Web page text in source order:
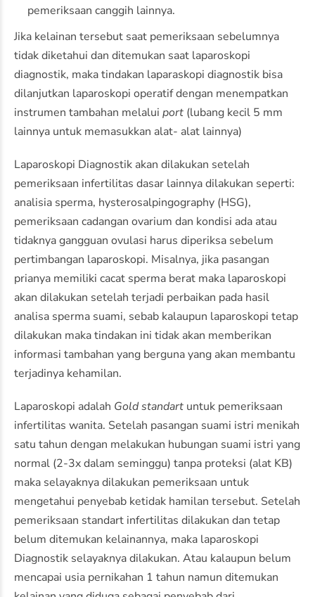
pemeriksaan canggih lainnya.
Jika kelainan tersebut saat pemeriksaan sebelumnya
tidak diketahui dan ditemukan saat laparoskopi
diagnostik, maka tindakan laparaskopi diagnostik bisa
dilanjutkan laparoskopi operatif dengan menempatkan
instrumen tambahan melalui port (lubang kecil 5 mm
lainnya untuk memasukkan alat- alat lainnya)
Laparoskopi Diagnostik akan dilakukan setelah
pemeriksaan infertilitas dasar lainnya dilakukan seperti:
analisia sperma, hysterosalpingography (HSG),
pemeriksaan cadangan ovarium dan kondisi ada atau
tidaknya gangguan ovulasi harus diperiksa sebelum
pertimbangan laparoskopi. Misalnya, jika pasangan
prianya memiliki cacat sperma berat maka laparoskopi
akan dilakukan setelah terjadi perbaikan pada hasil
analisa sperma suami, sebab kalaupun laparoskopi tetap
dilakukan maka tindakan ini tidak akan memberikan
informasi tambahan yang berguna yang akan membantu
terjadinya kehamilan.
Laparoskopi adalah Gold standart untuk pemeriksaan
infertilitas wanita. Setelah pasangan suami istri menikah
satu tahun dengan melakukan hubungan suami istri yang
normal (2-3x dalam seminggu) tanpa proteksi (alat KB)
maka selayaknya dilakukan pemeriksaan untuk
mengetahui penyebab ketidak hamilan tersebut. Setelah
pemeriksaan standart infertilitas dilakukan dan tetap
belum ditemukan kelainannya, maka laparoskopi
Diagnostik selayaknya dilakukan. Atau kalaupun belum
mencapai usia pernikahan 1 tahun namun ditemukan